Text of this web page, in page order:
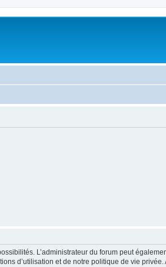
L’administrateur du forum peut
d’utilisation et de notre politique de vie